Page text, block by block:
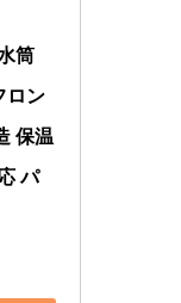
筒
ロン
保温
パ